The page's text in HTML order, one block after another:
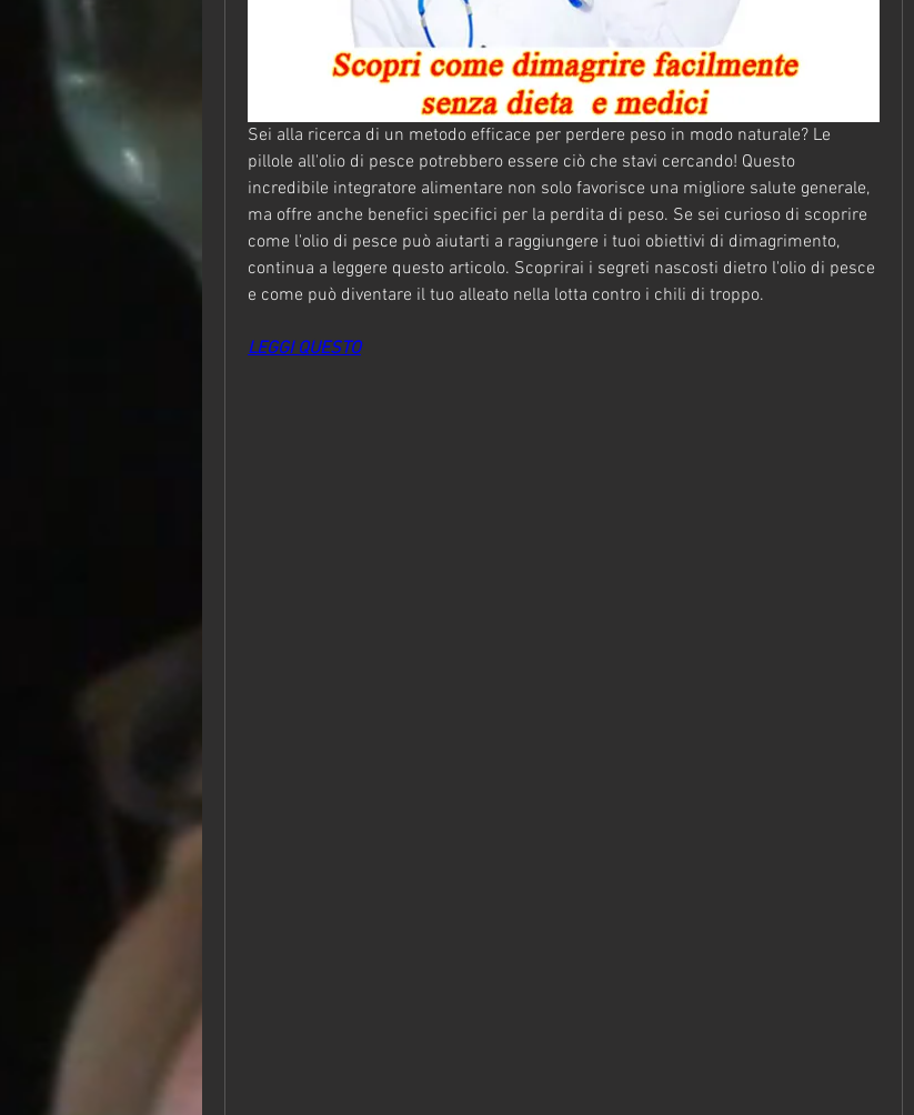
Sei alla ricerca di un metodo efficace per perdere peso in modo naturale? Le
pillole all'olio di pesce potrebbero essere ciò che stavi cercando! Questo
incredibile integratore alimentare non solo favorisce una migliore salute generale,
ma offre anche benefici specifici per la perdita di peso. Se sei curioso di scoprire
come l'olio di pesce può aiutarti a raggiungere i tuoi obiettivi di dimagrimento,
continua a leggere questo articolo. Scoprirai i segreti nascosti dietro l'olio di pesce
e come può diventare il tuo alleato nella lotta contro i chili di troppo.
LEGGI QUESTO